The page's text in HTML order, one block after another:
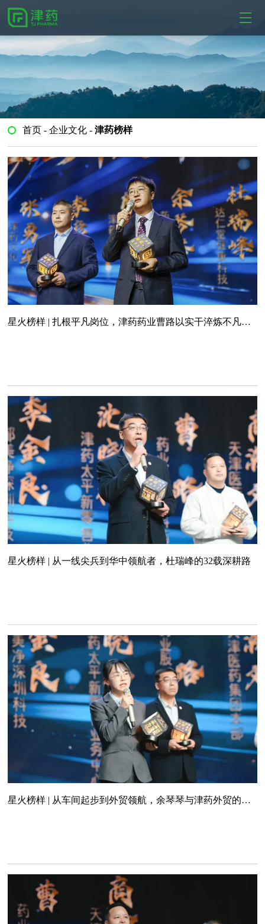
首页 -企业文化 -津药榜样
星火榜样 | 扎根平凡岗位，津药药业曹路以实干淬炼不凡担
星火榜样 | 从一线尖兵到华中领航者，杜瑞峰的32载深耕路
星火榜样 | 从车间起步到外贸领航，余琴琴与津药外贸的深